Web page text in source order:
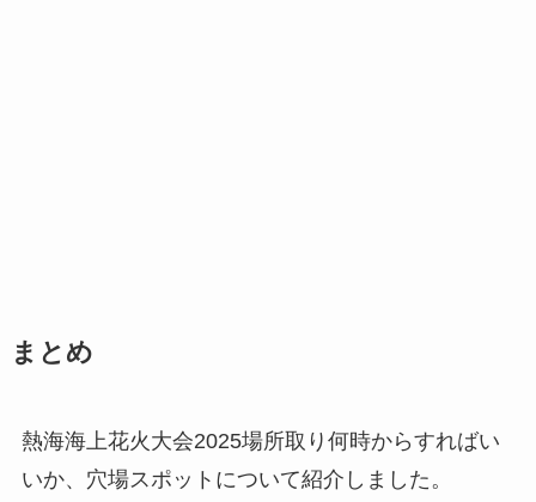
まとめ
熱海海上花火大会2025場所取り何時からすればい
いか、穴場スポットについて紹介しました。